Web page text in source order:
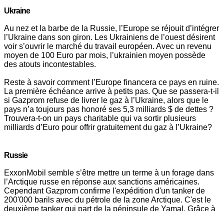
Ukraine
Au nez et la barbe de la Russie, l’Europe se réjouit d’intégrer
l’Ukraine dans son giron. Les Ukrainiens de l’ouest désirent
voir s’ouvrir le marché du travail européen. Avec un revenu
moyen de 100 Euro par mois, l’ukrainien moyen possède
des atouts incontestables.
Reste à savoir comment l’Europe financera ce pays en ruine.
La première échéance arrive à petits pas. Que se passera-t-il
si Gazprom refuse de livrer le gaz à l’Ukraine, alors que le
pays n’a toujours pas honoré ses 5,3 milliards $ de dettes ?
Trouvera-t-on un pays charitable qui va sortir plusieurs
milliards d’Euro pour offrir gratuitement du gaz à l’Ukraine?
Russie
ExxonMobil semble s’être mettre un terme à un forage dans
l’Arctique russe en réponse aux sanctions américaines.
Cependant Gazprom confirme l'expédition d'un tanker de
200'000 barils avec du pétrole de la zone Arctique. C'est le
deuxième tanker qui part de la péninsule de Yamal. Grâce à